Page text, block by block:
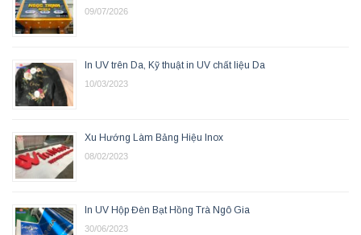
09/07/2026
In UV trên Da, Kỹ thuật in UV chất liệu Da
10/03/2023
Xu Hướng Làm Bảng Hiệu Inox
08/02/2023
In UV Hộp Đèn Bạt Hồng Trà Ngô Gia
30/06/2023